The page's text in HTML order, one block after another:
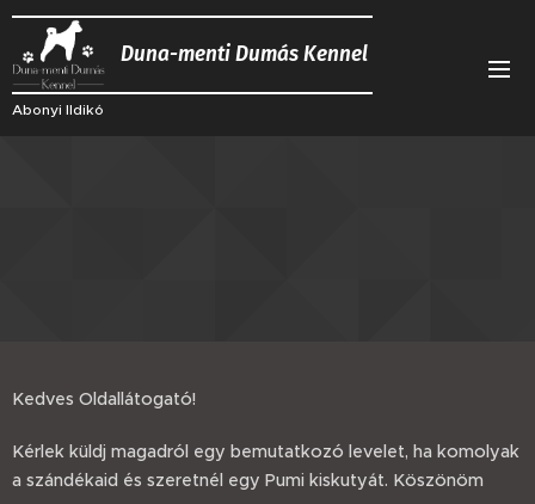
Duna-menti Dumás Kennel
Abonyi Ildikó
Kedves Oldallátogató!
Kérlek küldj magadról egy bemutatkozó levelet, ha komolyak
a szándékaid és szeretnél egy Pumi kiskutyát. Köszönöm